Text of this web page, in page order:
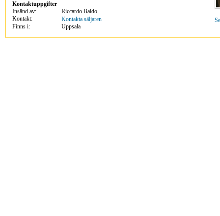
Kontaktuppgifter
Insänd av:
Riccardo Baldo
Kontakt:
Kontakta säljaren
Finns i:
Uppsala